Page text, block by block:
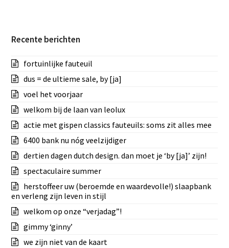
Recente berichten
fortuinlijke fauteuil
dus = de ultieme sale, by [ja]
voel het voorjaar
welkom bij de laan van leolux
actie met gispen classics fauteuils: soms zit alles mee
6400 bank nu nóg veelzijdiger
dertien dagen dutch design. dan moet je ‘by [ja]’ zijn!
spectaculaire summer
herstoffeer uw (beroemde en waardevolle!) slaapbank
en verleng zijn leven in stijl
welkom op onze “verjadag”!
gimmy ‘ginny’
we zijn niet van de kaart